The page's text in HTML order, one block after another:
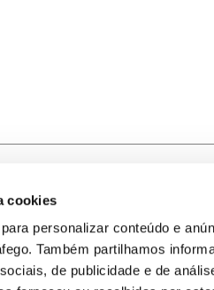
cookies
personalizar conteúdo e
Também partilhamos
de publicidade e de
nos
Somos